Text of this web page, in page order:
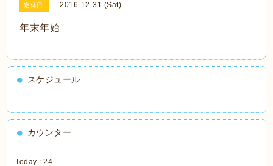
定休日 2016-12-31 (Sat)
年末年始
スケジュール
カウンター
Today :24